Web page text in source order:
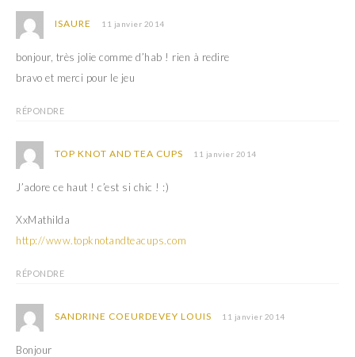
ISAURE 11 janvier 2014
bonjour, très jolie comme d’hab ! rien à redire
bravo et merci pour le jeu
RÉPONDRE
TOP KNOT AND TEA CUPS 11 janvier 2014
J’adore ce haut ! c’est si chic ! :)
XxMathilda
http://www.topknotandteacups.com
RÉPONDRE
SANDRINE COEURDEVEY LOUIS 11 janvier 2014
Bonjour